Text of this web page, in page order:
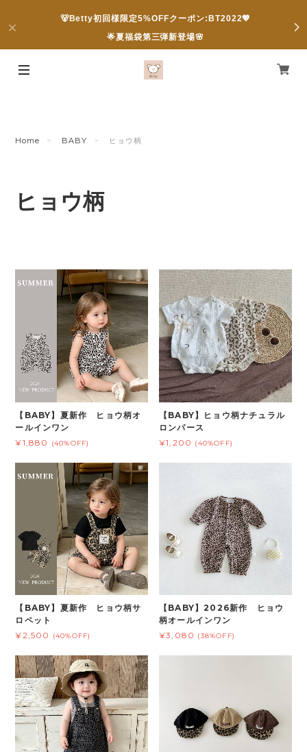
🐻Betty初回様限定5%OFFクーポン:BT2022💖
🌟夏福袋第三弾新登場🌸
Home BABY ヒョウ柄
ヒョウ柄
【BABY】夏新作 ヒョウ柄オ
ールインワン
¥1,880
(40%OFF)
【BABY】ヒョウ柄ナチュラル
ロンパース
¥1,200 (40%OFF)
【BABY】夏新作 ヒョウ柄サ
ロペット
¥2,500
(40%OFF)
【BABY】2026新作 ヒョウ
柄オールインワン
¥3,080 (38%OFF)